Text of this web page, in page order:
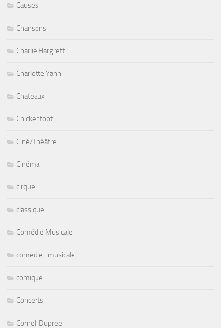
Causes
Chansons
Charlie Hargrett
Charlotte Yanni
Chateaux
Chickenfoot
Ciné/Théâtre
Cinéma
cirque
classique
Comédie Musicale
comedie_musicale
comique
Concerts
Cornell Dupree